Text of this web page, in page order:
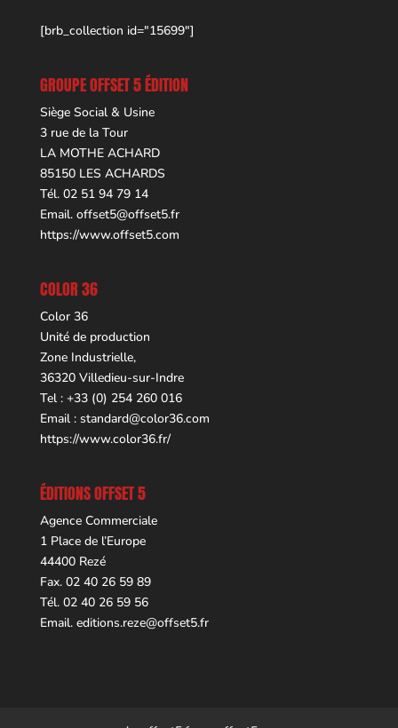
[brb_collection id="15699"]
GROUPE OFFSET 5 ÉDITION
Siège Social & Usine
3 rue de la Tour
LA MOTHE ACHARD
85150 LES ACHARDS
Tél. 02 51 94 79 14
Email. offset5@offset5.fr
https://www.offset5.com
COLOR 36
Color 36
Unité de production
Zone Industrielle,
36320 Villedieu-sur-Indre
Tel : +33 (0) 254 260 016
Email : standard@color36.com
https://www.color36.fr/
ÉDITIONS OFFSET 5
Agence Commerciale
1 Place de l’Europe
44400 Rezé
Fax. 02 40 26 59 89
Tél. 02 40 26 59 56
Email. editions.reze@offset5.fr